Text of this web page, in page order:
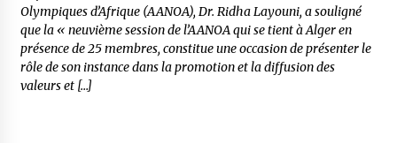
Olympiques d’Afrique (AANOA), Dr. Ridha Layouni, a souligné
que la « neuvième session de l’AANOA qui se tient à Alger en
présence de 25 membres, constitue une occasion de présenter le
rôle de son instance dans la promotion et la diffusion des
valeurs et […]